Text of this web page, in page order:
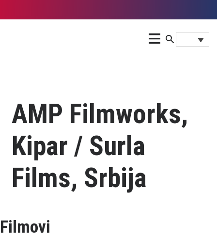
AMP Filmworks,
Kipar / Surla
Films, Srbija
Filmovi